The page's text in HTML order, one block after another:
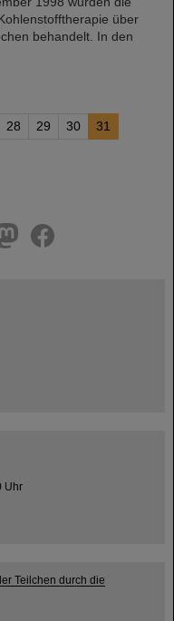
über
behandelt. In den
28 29 30 31
Uhr
Teilchen durch die